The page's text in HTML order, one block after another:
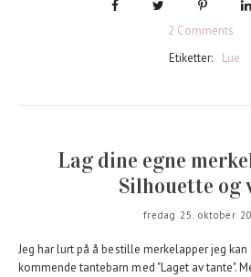
2 Comments
Etiketter:
Lue
Lag dine egne
Silhouette og
fredag 25. oktober
Jeg har lurt på å bestille merkelapper jeg
kommende tantebarn med "Laget av tante".